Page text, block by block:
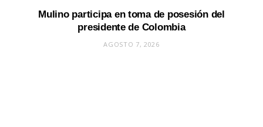
Mulino participa en toma de posesión del
presidente de Colombia
AGOSTO 7, 2026